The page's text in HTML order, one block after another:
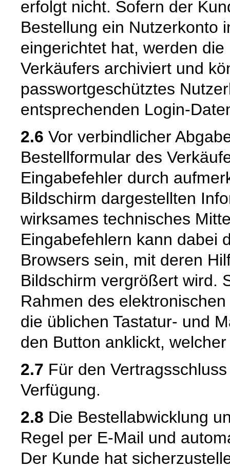
erfolgt nicht. Sofern der
Bestellung ein Nutzerkonto
eingerichtet hat, werden
Verkäufers archiviert und
passwortgeschütztes
entsprechenden Login-
2.6 Vor verbindlicher
Bestellformular des
Eingabefehler durch
Bildschirm dargestellten
wirksames technisches
Eingabefehlern kann dabei
Browsers sein, mit deren
Bildschirm vergrößert wird.
Rahmen des
die üblichen Tastatur- und
den Button anklickt,
2.7 Für den
Verfügung.
2.8 Die Bestellabwicklung
Regel per E-Mail und
Der Kunde hat